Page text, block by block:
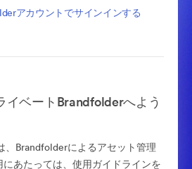
アカウントでサインインする
イベートBrandfolderへよう
、Brandfolderによるアセット管理
あたっては、使用ガイドラインを